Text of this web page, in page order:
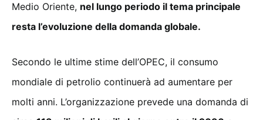
Medio Oriente, nel lungo periodo il tema principale
resta l’evoluzione della domanda globale.
Secondo le ultime stime dell’OPEC, il consumo
mondiale di petrolio continuerà ad aumentare per
molti anni. L’organizzazione prevede una domanda di